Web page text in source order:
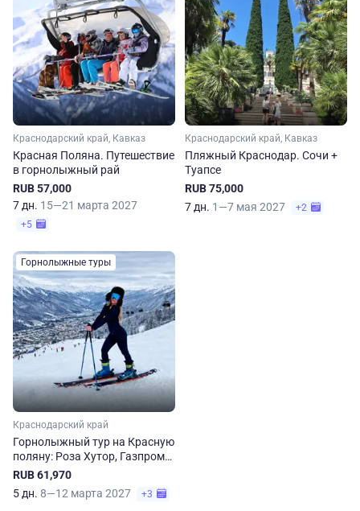
Краснодарский край, Кавказ
Красная Поляна. Путешествие
в горнолыжный рай
RUB 57,000
7 дн. 15—21 марта 2027
+5
Краснодарский край, Кавказ
Пляжный Краснодар. Сочи +
Туапсе
RUB 75,000
7 дн. 1—7 мая 2027 +2
Горнолыжные туры
Краснодарский край
Горнолыжный тур на Красную
поляну: Роза Хутор, Газпром
Лаура, Горки Город
RUB 61,970
5 дн. 8—12 марта 2027 +3